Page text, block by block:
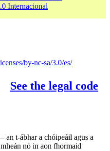
Internacional
by-nc-sa/3.0/es/
See the legal code
an t-ábhar a chóipeáil agus a
nó in aon fhormaid